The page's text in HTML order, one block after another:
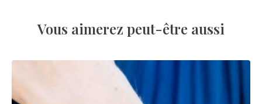
Vous aimerez peut-être aussi